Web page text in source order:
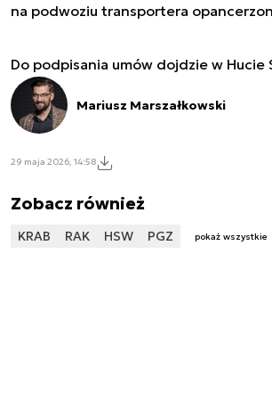
na podwoziu transportera
Do podpisania umów dojdzie w Hucie
Mariusz Marszałkowski
29 maja 2026, 14:58
Zobacz również
KRAB RAK HSW PGZ pokaż wszystkie